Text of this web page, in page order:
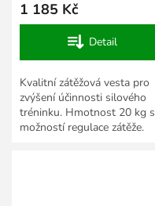
1 185 Kč
Detail
Kvalitní zátěžová vesta pro
zvýšení účinnosti silového
tréninku. Hmotnost 20 kg s
možností regulace zátěže.